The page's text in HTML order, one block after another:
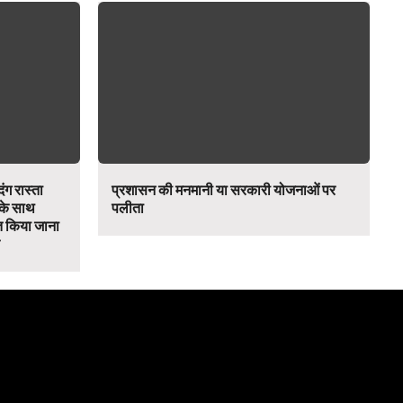
रास्ता
के साथ
जाना
प्रशासन की मनमानी या सरकारी योजनाओं पर
पलीता